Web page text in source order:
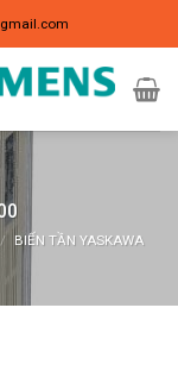
/ BIẾN TẦN YASKAWA